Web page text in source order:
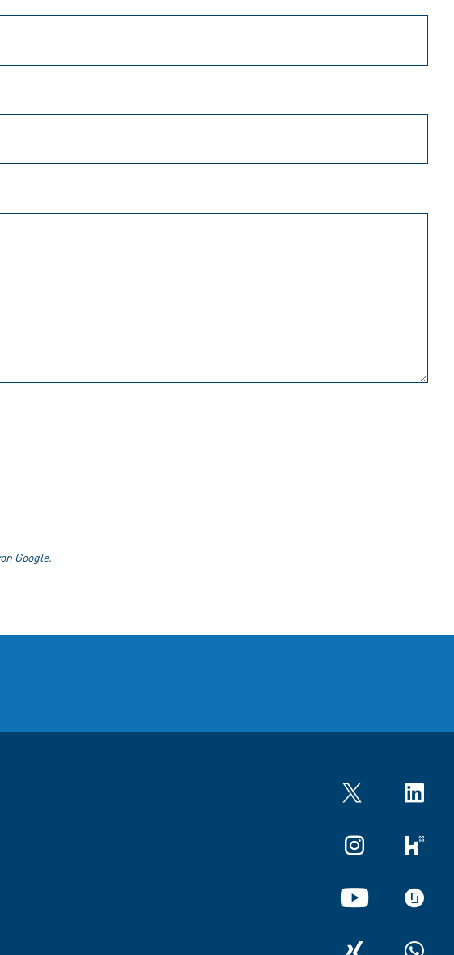
Google.
Twitter LinkedIn
Instagram kununu
YouTube
XING